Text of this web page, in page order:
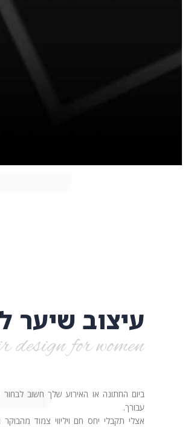
עיצוב שיער
for women
ביום החתונה או האירוע שלך חשוב
עבורך.
אצלי תקבלי יחס חם ויליווי צמוד